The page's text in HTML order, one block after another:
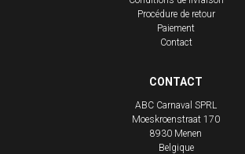
Procédure de retour
Paiement
Contact
CONTACT
ABC Carnaval SPRL
Moeskroenstraat 170
8930 Menen
Belgique